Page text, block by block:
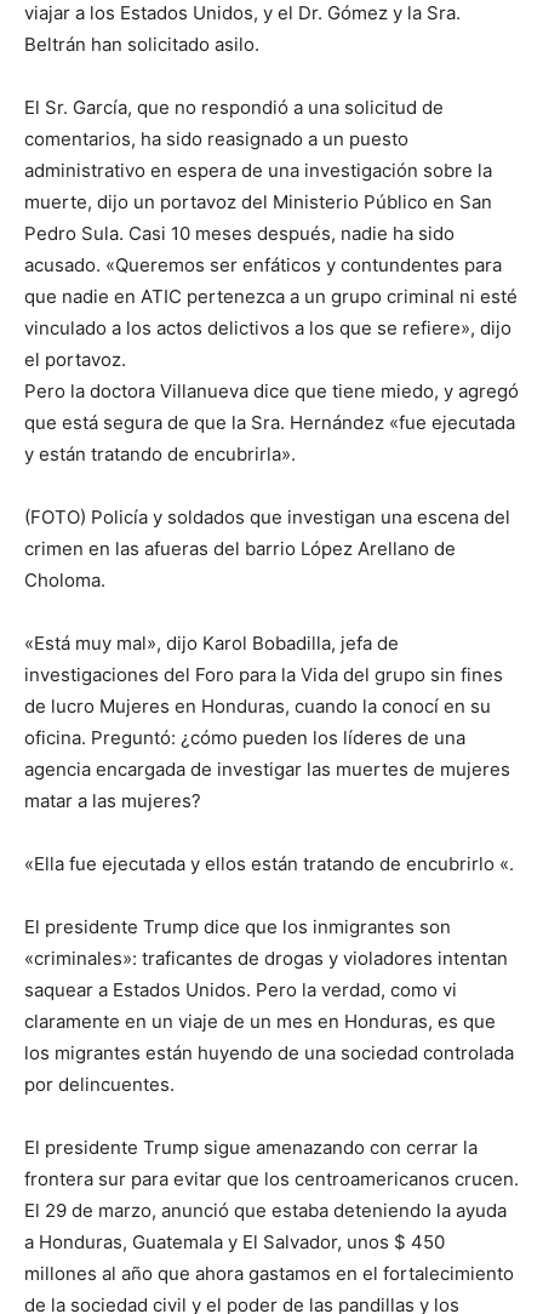
viajar a los Estados Unidos, y el Dr. Gómez y la Sra.
Beltrán han solicitado asilo.
El Sr. García, que no respondió a una solicitud de
comentarios, ha sido reasignado a un puesto
administrativo en espera de una investigación sobre la
muerte, dijo un portavoz del Ministerio Público en San
Pedro Sula. Casi 10 meses después, nadie ha sido
acusado. «Queremos ser enfáticos y contundentes para
que nadie en ATIC pertenezca a un grupo criminal ni esté
vinculado a los actos delictivos a los que se refiere», dijo
el portavoz.
Pero la doctora Villanueva dice que tiene miedo, y agregó
que está segura de que la Sra. Hernández «fue ejecutada
y están tratando de encubrirla».
(FOTO) Policía y soldados que investigan una escena del
crimen en las afueras del barrio López Arellano de
Choloma.
«Está muy mal», dijo Karol Bobadilla, jefa de
investigaciones del Foro para la Vida del grupo sin fines
de lucro Mujeres en Honduras, cuando la conocí en su
oficina. Preguntó: ¿cómo pueden los líderes de una
agencia encargada de investigar las muertes de mujeres
matar a las mujeres?
«Ella fue ejecutada y ellos están tratando de encubrirlo «.
El presidente Trump dice que los inmigrantes son
«criminales»: traficantes de drogas y violadores intentan
saquear a Estados Unidos. Pero la verdad, como vi
claramente en un viaje de un mes en Honduras, es que
los migrantes están huyendo de una sociedad controlada
por delincuentes.
El presidente Trump sigue amenazando con cerrar la
frontera sur para evitar que los centroamericanos crucen.
El 29 de marzo, anunció que estaba deteniendo la ayuda
a Honduras, Guatemala y El Salvador, unos $ 450
millones al año que ahora gastamos en el fortalecimiento
de la sociedad civil y el poder de las pandillas y los